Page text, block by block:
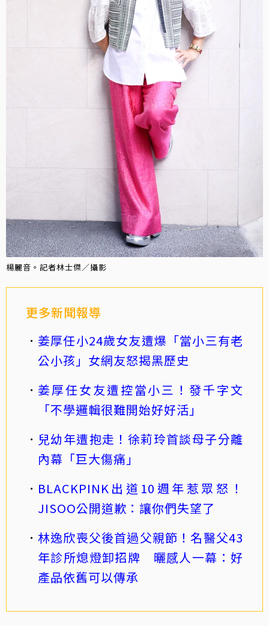
楊麗音。記者林士傑／攝影
更多新聞報導
姜厚任小24歲女友遭爆「當小三有老
公小孩」女網友怒揭黑歷史
姜厚任女友遭控當小三！發千字文
「不學邏輯很難開始好好活」
兒幼年遭抱走！徐莉玲首談母子分離
內幕「巨大傷痛」
BLACKPINK出道10週年惹眾怒！
JISOO公開道歉：讓你們失望了
林逸欣喪父後首過父親節！名醫父43
年診所熄燈卸招牌 曬感人一幕：好
產品依舊可以傳承